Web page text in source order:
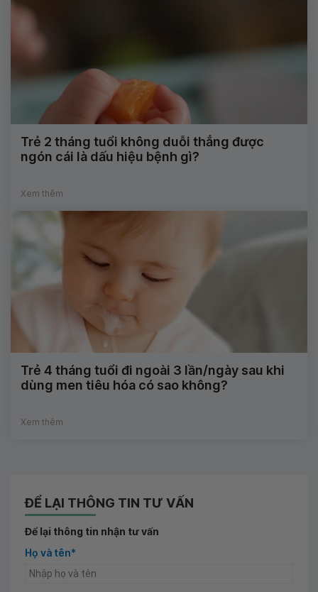
Trẻ 2 tháng tuổi không duỗi thẳng được
ngón cái là dấu hiệu bệnh gì?
Xem thêm
Trẻ 4 tháng tuổi đi ngoài 3 lần/ngày sau khi
dùng men tiêu hóa có sao không?
Xem thêm
ĐỂ LẠI THÔNG TIN TƯ VẤN
Để lại thông tin nhận tư vấn
Họ và tên*